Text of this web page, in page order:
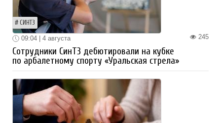
СИНТЗ
245
09:04 | 4 августа
Сотрудники СинТЗ дебютировали на кубке
по арбалетному спорту «Уральская стрела»